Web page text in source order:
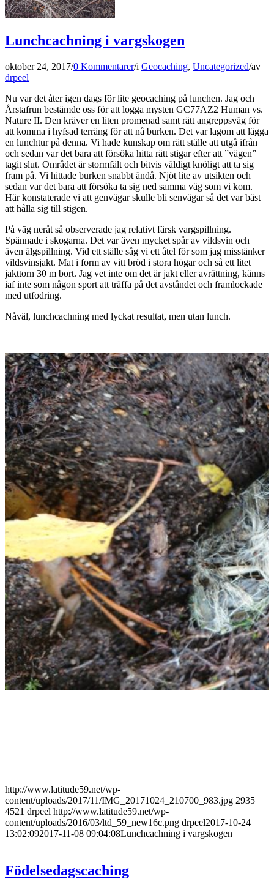
Lunchcachning i vargskogen
oktober 24, 2017/0 Kommentarer/i Geocaching, Uncategorized/av
drpeel
Nu var det åter igen dags för lite geocaching på lunchen. Jag och
Årstafrun bestämde oss för att logga mysten GC77AZ2 Human vs.
Nature II. Den kräver en liten promenad samt rätt angreppsväg för
att komma i hyfsad terräng för att nå burken. Det var lagom att lägga
en lunchtur på denna. Vi hade kunskap om rätt ställe att utgå ifrån
och sedan var det bara att försöka hitta rätt stigar efter att ”vägen”
tagit slut. Området är stormfält och bitvis väldigt knöligt att ta sig
fram på. Vi hittade burken snabbt ändå. Njöt lite av utsikten och
sedan var det bara att försöka ta sig ned samma väg som vi kom.
Här konstaterade vi att genvägar skulle bli senvägar så det var bäst
att hålla sig till stigen.
På väg neråt så observerade jag relativt färsk vargspillning.
Spännade i skogarna. Det var även mycket spår av vildsvin och
även älgspillning. Vid ett ställe såg vi ett åtel för som jag misstänker
vildsvinsjakt. Mat i form av vitt bröd i stora högar och så ett litet
jakttorn 30 m bort. Jag vet inte om det är jakt eller avrättning, känns
iaf inte som någon sport att träffa på det avståndet och framlockade
med utfodring.
Nåväl, lunchcachning med lyckat resultat, men utan lunch.
http://www.latitude59.net/wp-
content/uploads/2017/11/IMG_20171024_210700_983.jpg 2935
4521 drpeel http://www.latitude59.net/wp-
content/uploads/2016/03/ltd_59_new16c.png drpeel2017-10-24
13:02:092017-11-08 09:04:08Lunchcachning i vargskogen
Födelsedagscaching